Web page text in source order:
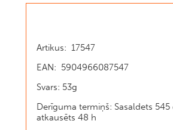
Artikus: 17547
EAN: 5904966087547
Svars: 53g
Derīguma termiņš: Sasaldets 545
atkausēts 48 h